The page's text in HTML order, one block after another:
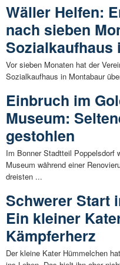
Wäller Helfen:
nach sieben
Sozialkaufhaus
Vor sieben Monaten hat der
Sozialkaufhaus in Montabaur
Einbruch im
Museum:
gestohlen
Im Bonner Stadtteil Poppelsdorf
Museum während einer
dreisten ...
Schwerer Start
Ein kleiner
Kämpferherz
Der kleine Kater Hümmelchen